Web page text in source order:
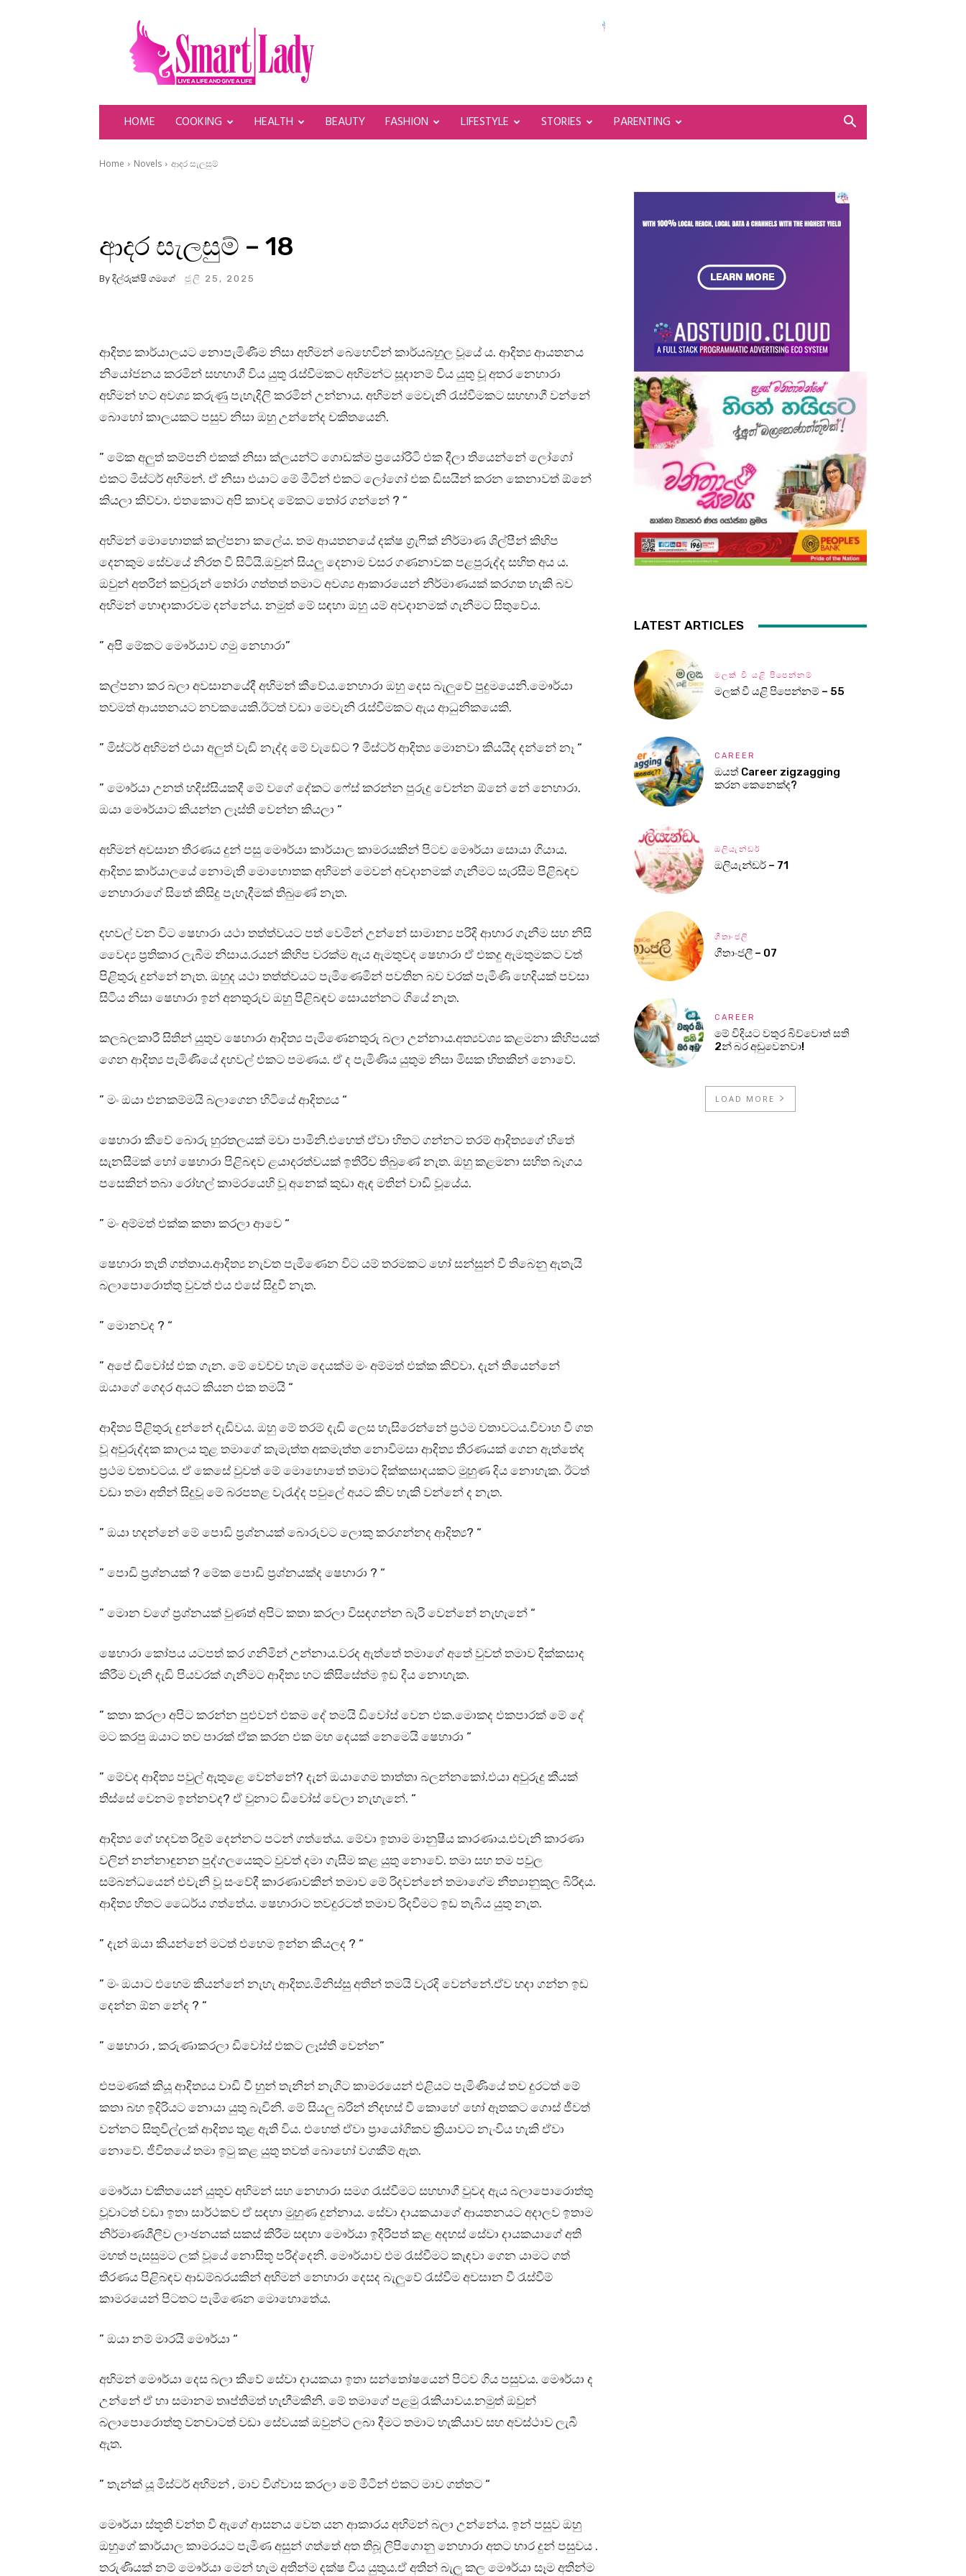
SmartLady
HOME COOKING HEALTH BEAUTY FASHION LIFESTYLE STORIES PARENTING
Home Novels ආදර සැලසුම්
ආදර සැලසුම් – 18
By දිල්රුක්ෂි ගමගේ ජූලි 25, 2025
ආදිත්‍ය කාර්යාලයට නොපැමිණීම නිසා අභිමන් බෙහෙවින් කාර්යබහුල වූයේ ය. ආදිත්‍ය ආයතනය
නියෝජනය කරමින් සහභාගී විය යුතු රැස්වීමකට අභිමන්ට සූදානම් විය යුතු වූ අතර නෙහාරා
අභිමන් හට අවශ්‍ය කරුණු පැහැදිලි කරමින් උන්නාය. අභිමන් මෙවැනි රැස්වීමකට සහභාගී වන්නේ
බොහෝ කාලයකට පසුව නිසා ඔහු උන්නේද චකිතයෙනි.
” මේක අලුත් කම්පනි එකක් නිසා ක්ලයන්ට් ගොඩක්ම ප්‍රයෝරිටි එක දීලා තියෙන්නේ ලෝගෝ
එකට මිස්ටර් අභිමන්. ඒ නිසා එයාට මේ මීටින් එකට ලෝගෝ එක ඩිසයින් කරන කෙනාවත් ඕනේ
කියලා කිව්වා. එතකොට අපි කාවද මේකට තෝර ගන්නේ ? “
අභිමන් මොහොතක් කල්පනා කලේය. තම ආයතනයේ දක්ෂ ග්‍රැෆික් නිර්මාණ ශිල්පීන් කිහිප
දෙනකුම සේවයේ නිරත වී සිටියි.ඔවුන් සියලු දෙනාම වසර ගණනාවක පළපුරුද්ද සහිත අය ය.
ඔවුන් අතරින් කවුරුන් තෝරා ගත්තත් තමාට අවශ්‍ය ආකාරයෙන් නිර්මාණයක් කරගත හැකි බව
අභිමන් හොඳාකාරවම දන්නේය. නමුත් මේ සඳහා ඔහු යම් අවදානමක් ගැනීමට සිතුවේය.
” අපි මේකට මෞර්යාව ගමු නෙහාරා”
කල්පනා කර බලා අවසානයේදී අභිමන් කීවේය.නෙහාරා ඔහු දෙස බැලුවේ පුදුමයෙනි.මෞර්යා
තවමත් ආයතනයට නවකයෙකි.ඊටත් වඩා මෙවැනි රැස්වීමකට ඇය ආධුනිකයෙකි.
” මිස්ටර් අභිමන් එයා අලුත් වැඩි නැද්ද මේ වැඩේට ? මිස්ටර් ආදිත්‍ය මොනවා කියයිද දන්නේ නෑ “
” මෞර්යා උනත් හදිස්සියකදී මේ වගේ දේකට ෆේස් කරන්න පුරුදු වෙන්න ඕනේ නේ නෙහාරා.
ඔයා මෞර්යාට කියන්න ලෑස්ති වෙන්න කියලා “
අභිමන් අවසාන තීරණය දුන් පසු මෞර්යා කාර්යාල කාමරයකින් පිටව මෞර්යා සොයා ගියාය.
ආදිත්‍ය කාර්යාලයේ නොමැති මොහොතක අභිමන් මෙවන් අවදානමක් ගැනීමට සැරසීම පිළිබඳව
නෙහාරාගේ සිතේ කිසිදු පැහැදීමක් තිබුණේ නැත.
දහවල් වන විට ෂෙහාරා යථා තත්ත්වයට පත් වෙමින් උන්නේ සාමාන්‍ය පරිදි ආහාර ගැනීම සහ නිසි
වෛද්‍ය ප්‍රතිකාර ලැබීම නිසාය.රයන් කිහිප වරක්ම ඇය ඇමතුවද ෂෙහාරා ඒ එකදු ඇමතුමකට වත්
පිළිතුරු දුන්නේ නැත. ඔහුද යථා තත්ත්වයට පැමිණෙමින් පවතින බව වරක් පැමිණි හෙදියක් පවසා
සිටිය නිසා ෂෙහාරා ඉන් අනතුරුව ඔහු පිළිබඳව සොයන්නට ගියේ නැත.
කලබලකාරී සිතින් යුතුව ෂෙහාරා ආදිත්‍ය පැමිණෙනතුරු බලා උන්නාය.අත්‍යවශ්‍ය කළමනා කිහිපයක්
ගෙන ආදිත්‍ය පැමිණියේ දහවල් එකට පමණය. ඒ ද පැමිණිය යුතුම නිසා මිසක හිතකින් නොවේ.
” මං ඔයා එනකම්මයි බලාගෙන හිටියේ ආදිත්‍යය “
ෂෙහාරා කීවේ බොරු හුරතලයක් මවා පාමිනි.එහෙත් ඒවා හිතට ගන්නට තරම් ආදිත්‍යගේ හිතේ
සැනසීමක් හෝ ෂෙහාරා පිළිබඳව ළයාදරත්වයක් ඉතිරිව තිබුණේ නැත. ඔහු කළමනා සහිත බෑගය
පසෙකින් තබා රෝහල් කාමරයෙහි වූ අනෙක් කුඩා ඇඳ මතින් වාඩි වූයේය.
” මං අම්මත් එක්ක කතා කරලා ආවෙ “
ෂෙහාරා තැති ගත්තාය.ආදිත්‍ය නැවත පැමිණෙන විට යම් තරමකට හෝ සන්සුන් වී තිබෙනු ඇතැයි
බලාපොරොත්තු වුවත් එය එසේ සිදුවී නැත.
” මොනවද ? “
” අපේ ඩිවෝස් එක ගැන. මේ වෙච්ච හැම දෙයක්ම මං අම්මත් එක්ක කිව්වා. දැන් තියෙන්නේ
ඔයාගේ ගෙදර අයට කියන එක තමයි “
ආදිත්‍ය පිළිතුරු දුන්නේ දැඩිවය. ඔහු මේ තරම් දැඩි ලෙස හැසිරෙන්නේ ප්‍රථම වතාවටය.විවාහ වී ගත
වූ අවුරුද්දක කාලය තුළ තමාගේ කැමැත්ත අකමැත්ත නොවිමසා ආදිත්‍ය තීරණයක් ගෙන ඇත්තේද
ප්‍රථම වතාවටය. ඒ කෙසේ වුවත් මේ මොහොතේ තමාට දික්කසාදයකට මුහුණ දිය නොහැක. ඊටත්
වඩා තමා අතින් සිදුවූ මේ බරපතළ වැරැද්ද පවුලේ අයට කිව හැකි වන්නේ ද නැත.
” ඔයා හදන්නේ මේ පොඩි ප්‍රශ්නයක් බොරුවට ලොකු කරගන්නද ආදිත්‍ය? “
” පොඩි ප්‍රශ්නයක් ? මේක පොඩි ප්‍රශ්නයක්ද ෂෙහාරා ? “
” මොන වගේ ප්‍රශ්නයක් වුණත් අපිට කතා කරලා විසඳගන්න බැරි වෙන්නේ නැහැනේ “
ෂෙහාරා කෝපය යටපත් කර ගනිමින් උන්නාය.වරද ඇත්තේ තමාගේ අතේ වුවත් තමාව දික්කසාද
කිරීම වැනි දැඩි පියවරක් ගැනීමට ආදිත්‍ය හට කිසිසේත්ම ඉඩ දිය නොහැක.
” කතා කරලා අපිට කරන්න පුළුවන් එකම දේ තමයි ඩිවෝස් වෙන එක.මොකද එකපාරක් මේ දේ
මට කරපු ඔයාට තව පාරක් ඒක කරන එක මහ දෙයක් නෙමෙයි ෂෙහාරා “
” මේවද ආදිත්‍ය පවුල් ඇතුළෙ වෙන්නේ? දැන් ඔයාගෙම තාත්තා බලන්නකෝ.එයා අවුරුදු කීයක්
තිස්සේ වෙනම ඉන්නවද? ඒ වුනාට ඩිවෝස් වෙලා නැහැනේ. “
ආදිත්‍ය ගේ හදවත රිදුම් දෙන්නට පටන් ගත්තේය. මේවා ඉතාම මානුෂීය කාරණාය.එවැනි කාරණා
වලින් නන්නාඳුනන පුද්ගලයෙකුට වුවත් දමා ගැසීම කළ යුතු නොවේ. තමා සහ තම පවුල
සම්බන්ධයෙන් එවැනි වූ සංවේදී කාරණාවකින් තමාව මේ රිදවන්නේ තමාගේම නීත්‍යානුකූල බිරිඳය.
ආදිත්‍ය හිතට ධෛර්ය ගත්තේය. ෂෙහාරාට තවදුරටත් තමාව රිදවීමට ඉඩ තැබිය යුතු නැත.
” දැන් ඔයා කියන්නේ මටත් එහෙම ඉන්න කියලද ? “
” මං ඔයාට එහෙම කියන්නේ නැහැ ආදිත්‍ය.මිනිස්සු අතින් තමයි වැරදි වෙන්නේ.ඒව හදා ගන්න ඉඩ
දෙන්න ඕන නේද ? “
” ෂෙහාරා , කරුණාකරලා ඩිවෝස් එකට ලෑස්ති වෙන්න”
එපමණක් කියූ ආදිත්‍යය වාඩි වී හුන් තැනින් නැගිට කාමරයෙන් එළියට පැමිණියේ තව දුරටත් මේ
කතා බහ ඉදිරියට නොයා යුතු බැවිනි. මේ සියලු බරින් නිදහස් වී කොහේ හෝ ඈතකට ගොස් ජීවත්
වන්නට සිතුවිල්ලක් ආදිත්‍ය තුළ ඇති විය. එහෙත් ඒවා ප්‍රායෝගිකව ක්‍රියාවට නැංවිය හැකි ඒවා
නොවේ. ජීවිතයේ තමා ඉටු කළ යුතු තවත් බොහෝ වගකීම් ඇත.
මෞර්යා චකිතයෙන් යුතුව අභිමන් සහ නෙහාරා සමග රැස්වීමට සහභාගී වුවද ඇය බලාපොරොත්තු
වූවාටත් වඩා ඉතා සාර්ථකව ඒ සඳහා මුහුණ දුන්නාය. සේවා දායකයාගේ ආයතනයට අදාලව ඉතාම
නිර්මාණශීලීව ලාංඡනයක් සකස් කිරීම සඳහා මෞර්යා ඉදිරිපත් කළ අදහස් සේවා දායකයාගේ අති
මහත් පැසසුමට ලක් වූයේ නොසිතූ පරිද්දෙනි. මෞර්යාව එම රැස්වීමට කැඳවා ගෙන යාමට ගත්
තීරණය පිළිබඳව ආඩම්බරයකින් අභිමන් නෙහාරා දෙසද බැලුවේ රැස්වීම අවසාන වී රැස්වීම්
කාමරයෙන් පිටතට පැමිණෙන මොහොතේය.
” ඔයා නම් මාරයි මෞර්යා “
අභිමන් මෞර්යා දෙස බලා කීවේ සේවා දායකයා ඉතා සන්තෝෂයෙන් පිටව ගිය පසුවය. මෞර්යා ද
උන්නේ ඒ හා සමානම තෘප්තිමත් හැඟීමකිනි. මේ තමාගේ පළමු රැකියාවය.නමුත් ඔවුන්
බලාපොරොත්තු වනවාටත් වඩා සේවයක් ඔවුන්ට ලබා දීමට තමාට හැකියාව සහ අවස්ථාව ලැබී
ඇත.
” තැන්ක් යූ මිස්ටර් අභිමන් , මාව විශ්වාස කරලා මේ මීටින් එකට මාව ගත්තට “
මෞර්යා ස්තූති වන්ත වී ඇගේ ආසනය වෙත යන ආකාරය අභිමන් බලා උන්නේය. ඉන් පසුව ඔහු
ඔහුගේ කාර්යාල කාමරයට පැමිණ අසුන් ගත්තේ අත තිබූ ලිපිගොනු නෙහාරා අතට භාර දුන් පසුවය .
තරුණියක් නම් මෞර්යා මෙන් හැම අතින්ම දක්ෂ විය යුතුය.ඒ අතින් බැලූ කල මෞර්යා සෑම අතින්ම
LATEST ARTICLES
මලක් වී යළි පිපෙන්නම්
මලක් වී යළි පිපෙන්නම් – 55
CAREER
ඔයත් Career zigzagging
කරන කෙනෙක්ද?
ඔලියැන්ඩර්
ඔලියැන්ඩර් – 71
ගීතාංජලී
ගීතාංජලී – 07
CAREER
මේ විදියට වතුර බිව්වොත් සති
2න් බර අඩුවෙනවා!
LOAD MORE